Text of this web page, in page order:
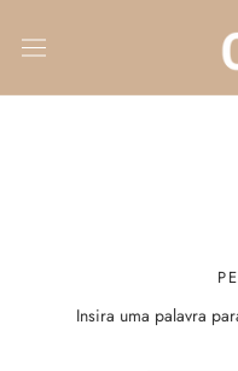
Insira uma palavra